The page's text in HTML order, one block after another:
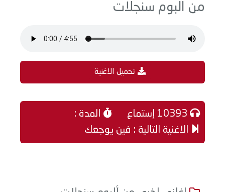
من البوم سنجلات
تحميل الاغنية
المدة :
الاغنية التالية : فين يوجعك